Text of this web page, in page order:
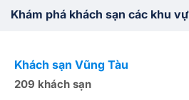
Khám phá khách sạn các khu
Khách sạn Vũng Tàu
209 khách sạn